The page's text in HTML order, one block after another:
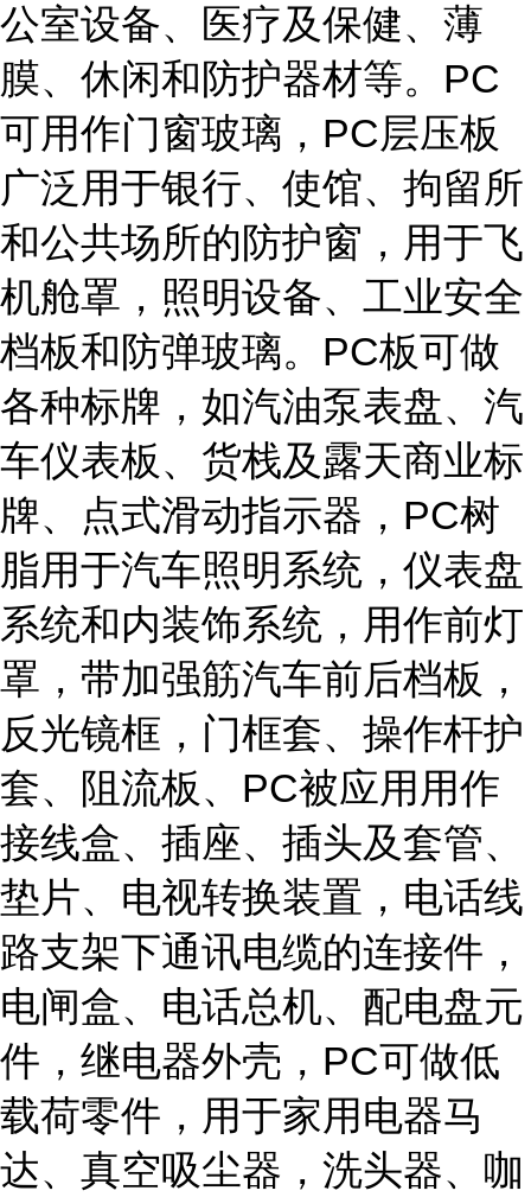
公室设备、医疗及保健、薄
膜、休闲和防护器材等。PC
可用作门窗玻璃，PC层压板
广泛用于银行、使馆、拘留所
和公共场所的防护窗，用于飞
机舱罩，照明设备、工业安全
档板和防弹玻璃。PC板可做
各种标牌，如汽油泵表盘、汽
车仪表板、货栈及露天商业标
牌、点式滑动指示器，PC树
脂用于汽车照明系统，仪表盘
系统和内装饰系统，用作前灯
罩，带加强筋汽车前后档板，
反光镜框，门框套、操作杆护
套、阻流板、PC被应用用作
接线盒、插座、插头及套管、
垫片、电视转换装置，电话线
路支架下通讯电缆的连接件，
电闸盒、电话总机、配电盘元
件，继电器外壳，PC可做低
载荷零件，用于家用电器马
达、真空吸尘器，洗头器、咖